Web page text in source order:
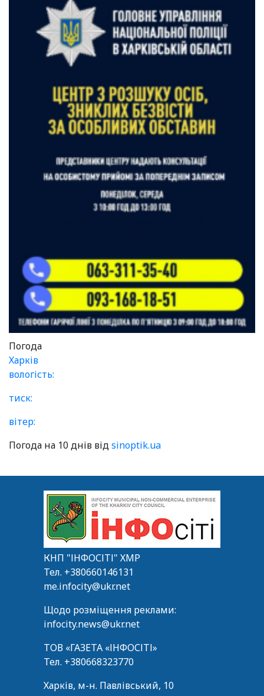
Погода
Харків
вологість:
тиск:
вітер:
Погода на 10 днів відsinoptik.ua
КНП "ІНФОСІТІ" ХМР
Тел. +380660146131
me.infocity@ukr.net
Щодо розміщення реклами:
infocity.news@ukr.net
ТОВ «ГАЗЕТА «ІНФОСІТІ»
Тел. +380668323770
Харків, м-н. Павлівський, 10